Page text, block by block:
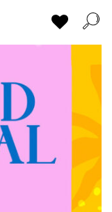
Mi lista